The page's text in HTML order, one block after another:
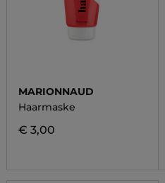
MARIONNAUD
Haarmaske
€ 3,00